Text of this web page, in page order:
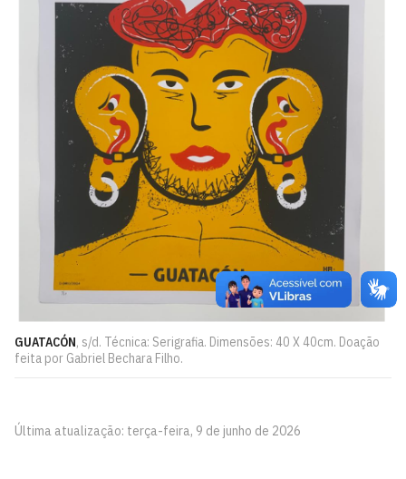
GUATACÓN, s/d. Técnica: Serigrafia. Dimensões: 40 X 40cm. Doação
feita por Gabriel Bechara Filho.
Última atualização: terça-feira, 9 de junho de 2026